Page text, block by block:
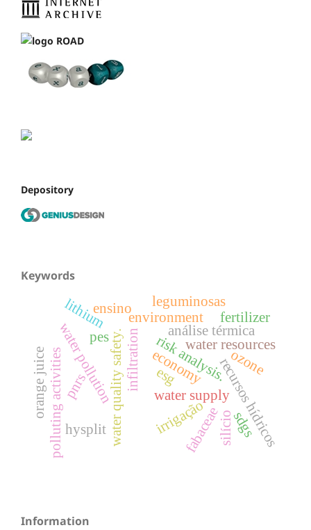
Depository
Keywords
water quality safety. water supply
risk analysis.
water pollution water resources
polluting activities recursos hídricos
irrigação
análise térmica
economy
environment
pes
esg
ensino
pnrs
fabaceae
leguminosas
silício
infiltration
sdgs
orange juice ozone
hysplit
fertilizer
lithium
Information